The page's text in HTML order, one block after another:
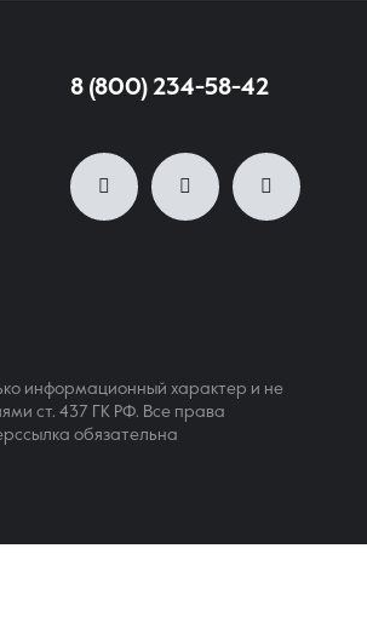
8 (800) 234-58-42
информационный характер и не
ст. 437 ГК РФ. Все права
обязательна